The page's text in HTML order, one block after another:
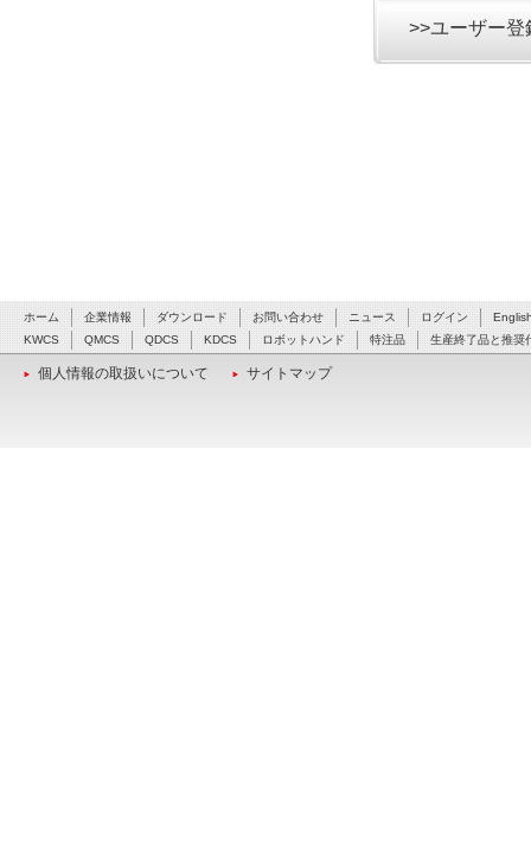
>>ユーザー
ホーム 企業情報 ダウンロード お問い合わせ ニュース ログイン
KWCS
QMCS QDCS KDCS ロボットハンド 特注品 生産終了品と推奨
個人情報の取扱いについて サイトマップ